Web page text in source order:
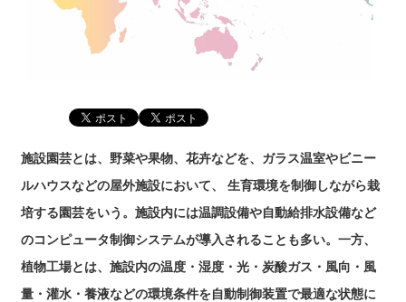
施設園芸とは、野菜や果物、花卉などを、ガラス温室やビニー
ルハウスなどの屋外施設において、 生育環境を制御しながら栽
培する園芸をいう。施設内には温調設備や自動給排水設備など
のコンピュータ制御システムが導入されることも多い。一方、
植物工場とは、施設内の温度・湿度・光・炭酸ガス・風向・風
量・灌水・養液などの環境条件を自動制御装置で最適な状態に